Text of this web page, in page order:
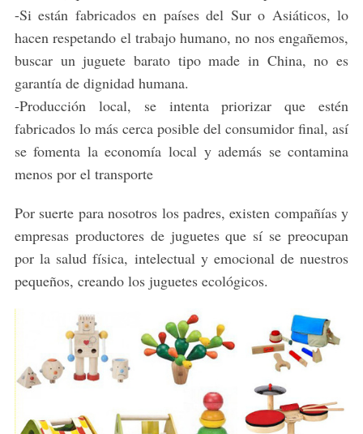
-Si están fabricados en países del Sur o Asiáticos, lo
hacen respetando el trabajo humano, no nos engañemos,
buscar un juguete barato tipo made in China, no es
garantía de dignidad humana.
-Producción local, se intenta priorizar que estén
fabricados lo más cerca posible del consumidor final, así
se fomenta la economía local y además se contamina
menos por el transporte
Por suerte para nosotros los padres, existen compañías y
empresas productores de juguetes que sí se preocupan
por la salud física, intelectual y emocional de nuestros
pequeños, creando los juguetes ecológicos.
a
r
c
f
r
: